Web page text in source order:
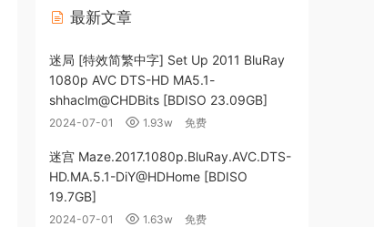
最新文章
迷局 [特效简繁中字] Set Up 2011 BluRay
1080p AVC DTS-HD MA5.1-
shhaclm@CHDBits [BDISO 23.09GB]
2024-07-01 1.93w 免费
迷宫 Maze.2017.1080p.BluRay.AVC.DTS-
HD.MA.5.1-DiY@HDHome [BDISO
19.7GB]
2024-07-01 1.63w 免费